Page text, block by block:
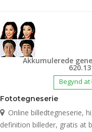
Akkumulerede
Begynd at
Fototegneserie
Online billedtegneserie,
definition billeder, gratis at